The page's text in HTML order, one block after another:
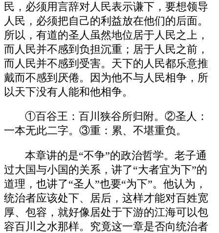
民，必须用言辞对人民表示谦下，要想领导
人民，必须把自己的利益放在他们的后面。
所以，有道的圣人虽然地位居于人民之上，
而人民并不感到负担沉重；居于人民之前，
而人民并不感到受害。天下的人民都乐意推
戴而不感到厌倦。因为他不与人民相争，所
以天下没有人能和他相争。
①百谷王：百川狭谷所归附。②圣人：
一本无此二字。③重：累、不堪重负。
本章讲的是“不争”的政治哲学。老子通
过大国与小国的关系，讲了“大者宜为下”的
道理，也讲了“圣人”也要“为下”。他认为，
统治者应该处下、居后，这样才能对百姓宽
厚、包容，就好像居处于下游的江海可以包
容百川之水那样。究竟这一章是否向统治者